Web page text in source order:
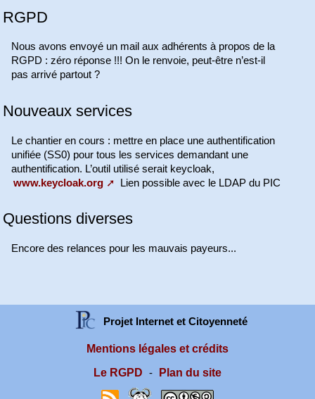
RGPD
Nous avons envoyé un mail aux adhérents à propos de la
RGPD : zéro réponse !!! On le renvoie, peut-être n’est-il
pas arrivé partout ?
Nouveaux services
Le chantier en cours : mettre en place une authentification
unifiée (SS0) pour tous les services demandant une
authentification. L’outil utilisé serait keycloak,
www.keycloak.org
Lien possible avec le LDAP du PIC
Questions diverses
Encore des relances pour les mauvais payeurs...
Projet Internet et Citoyenneté
Mentions légales et crédits
Le RGPD
- Plan du site